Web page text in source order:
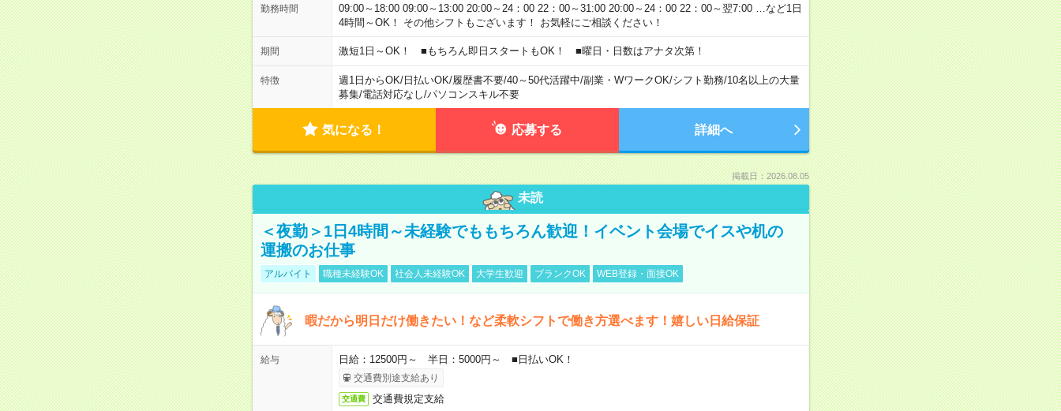
勤務時間
09:00～18:00 09:00～13:00 20:00～24：00 22：00～31:00 20:00～24：00 22：00～翌7:00 …など1日
4時間～OK！ その他シフトもございます！ お気軽にご相談ください！
期間 激短1日～OK！ ■もちろん即日スタートもOK！ ■曜日・日数はアナタ次第！
特徴 週1日からOK/日払いOK/履歴書不要/40～50代活躍中/副業・WワークOK/シフト勤務/10名以上の大量
募集/電話対応なし/パソコンスキル不要
気になる！ 応募する 詳細へ
掲載日：2026.08.05
未読
＜夜勤＞1日4時間～未経験でももちろん歓迎！イベント会場でイスや机の
運搬のお仕事
アルバイト 職種未経験OK 社会人未経験OK 大学生歓迎 ブランクOK WEB登録・面接OK
暇だから明日だけ働きたい！など柔軟シフトで働き方選べます！嬉しい日給保証
給与 日給：12500円～ 半日：5000円～ ■日払いOK！
交通費別途支給あり
交通費 交通費規定支給